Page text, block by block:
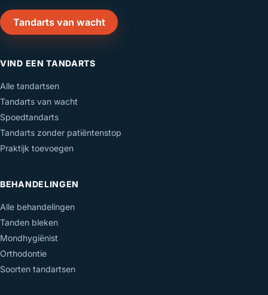
Tandarts van wacht
VIND EEN TANDARTS
Alle tandartsen
Tandarts van wacht
Spoedtandarts
Tandarts zonder patiëntenstop
Praktijk toevoegen
BEHANDELINGEN
Alle behandelingen
Tanden bleken
Mondhygiënist
Orthodontie
Soorten tandartsen